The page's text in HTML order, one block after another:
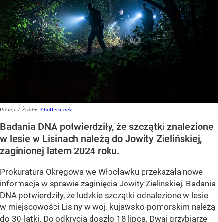
Policja / Źródło: Shutterstock
Badania DNA potwierdziły, że szczątki znalezione
w lesie w Lisinach należą do Jowity Zielińskiej,
zaginionej latem 2024 roku.
Prokuratura Okręgowa we Włocławku przekazała nowe
informacje w sprawie zaginięcia Jowity Zielińskiej. Badania
DNA potwierdziły, że ludzkie szczątki odnalezione w lesie
w miejscowości Lisiny w woj. kujawsko-pomorskim należą
do 30-latki. Do odkrycia doszło 18 lipca. Dwaj grzybiarze